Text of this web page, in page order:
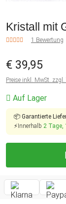
Kristall mit
1 Bewertung
€ 39,95
Preise inkl. MwSt.
Auf Lager
📦 Garantierte
⚡Innerhalb 2 Tage,